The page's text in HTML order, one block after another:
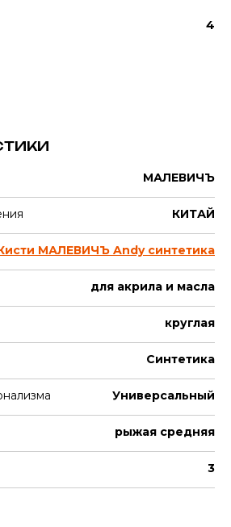
4
МАЛЕВИЧЪ
КИТАЙ
МАЛЕВИЧЪ Andy синтетика
для акрила и масла
круглая
Синтетика
Универсальный
рыжая средняя
3